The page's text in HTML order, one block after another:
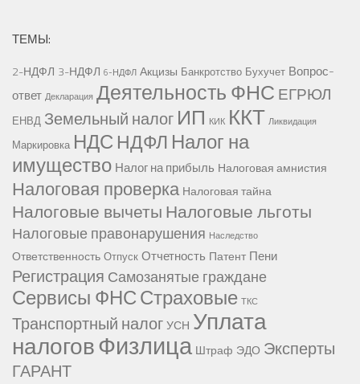
ТЕМЫ:
2-НДФЛ 3-НДФЛ 6-НДФЛ Акцизы Банкротство Бухучет Вопрос-
ответ Декларация Деятельность ФНС ЕГРЮЛ
ЕНВД Земельный налог ИП КИК ККТ Ликвидация
Маркировка НДС НДФЛ Налог на
имущество Налог на прибыль Налоговая амнистия
Налоговая проверка Налоговая тайна
Налоговые вычетыНалоговые льготы
Налоговые правонарушения Наследство
Ответственность Отпуск Отчетность Патент Пени
Регистрация Самозанятые граждане
Сервисы ФНССтраховые ТКС
Транспортный налогУСН Уплата
налоговФизлица Штраф ЭДО Эксперты
ГАРАНТ